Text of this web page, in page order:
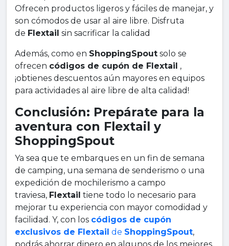
Ofrecen productos ligeros y fáciles de manejar, y
son cómodos de usar al aire libre. Disfruta
de Flextail sin sacrificar la calidad
Además, como en ShoppingSpout solo se
ofrecen códigos de cupón de Flextail ,
¡obtienes descuentos aún mayores en equipos
para actividades al aire libre de alta calidad!
Conclusión: Prepárate para la
aventura con Flextail y
ShoppingSpout
Ya sea que te embarques en un fin de semana
de camping, una semana de senderismo o una
expedición de mochilerismo a campo
traviesa, Flextail tiene todo lo necesario para
mejorar tu experiencia con mayor comodidad y
facilidad. Y, con los códigos de cupón
exclusivos de Flextail de ShoppingSpout,